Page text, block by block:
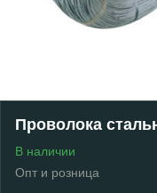
Проволока
В наличии
Опт и розница